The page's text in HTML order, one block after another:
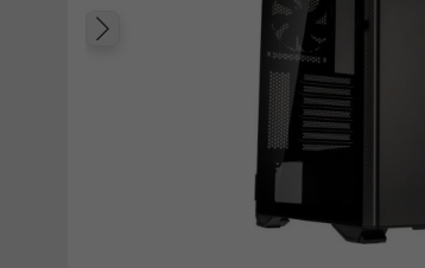
Poprzedni